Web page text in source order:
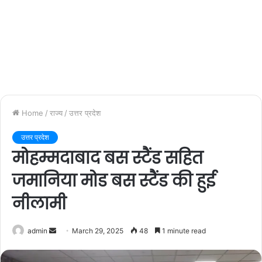
Home / राज्य / उत्तर प्रदेश
उत्तर प्रदेश
मोहम्मदाबाद बस स्टैंड सहित
जमानिया मोड बस स्टैंड की हुई
नीलामी
admin March 29, 2025 48 1 minute read